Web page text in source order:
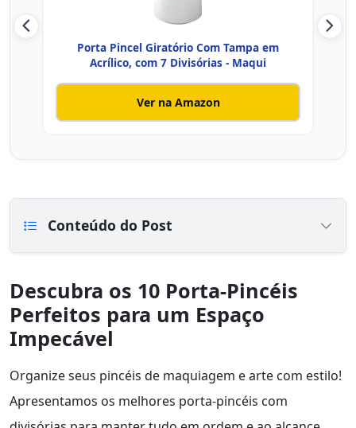
Porta Pincel Giratório Com Tampa em
Acrílico, com 7 Divisórias - Maqui
Ver na Amazon
Conteúdo do Post
Descubra os 10 Porta-Pincéis
Perfeitos para um Espaço
Impecável
Organize seus pincéis de maquiagem e arte com estilo!
Apresentamos os melhores porta-pincéis com